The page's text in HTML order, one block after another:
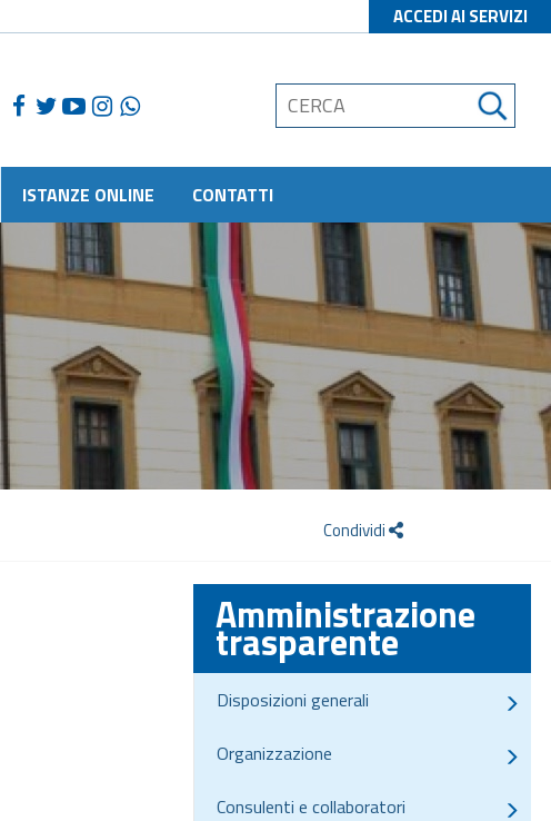
ACCEDI AI SERVIZI
ISTANZE ONLINE CONTATTI
Condividi
Amministrazione
trasparente
Disposizioni generali
Organizzazione
Consulenti e collaboratori